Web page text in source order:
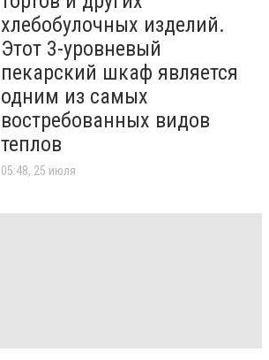
хлебобулочных изделий.
Этот 3-уровневый
пекарский шкаф является
одним из самых
востребованных видов
теплов
05:48, 25 июля